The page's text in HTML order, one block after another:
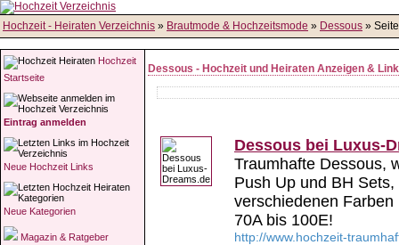
Hochzeit - Heiraten Verzeichnis » Brautmode & Hochzeitsmode » Dessous »
Hochzeit
Startseite
Eintrag anmelden
Neue Hochzeit Links
Neue Kategorien
Magazin & Ratgeber
Dessous - Hochzeit und Heiraten Anzeigen &
Dessous bei Luxus-
Traumhafte Dessous,
Push Up und BH
verschiedenen
70A bis 100E!
http://www.hochzeit-